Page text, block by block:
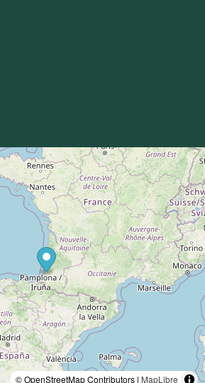
© OpenStreetMap Contributors | MapLibre